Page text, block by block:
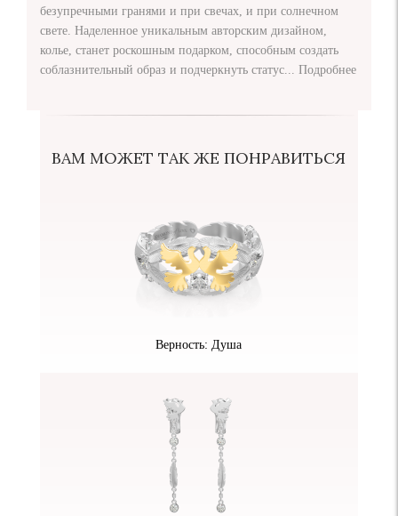
безупречными гранями и при свечах, и при солнечном
свете. Наделенное уникальным авторским дизайном,
колье, станет роскошным подарком, способным создать
соблазнительный образ и подчеркнуть статус...
Подробнее
ВАМ МОЖЕТ ТАК ЖЕ ПОНРАВИТЬСЯ
Верность: Душа